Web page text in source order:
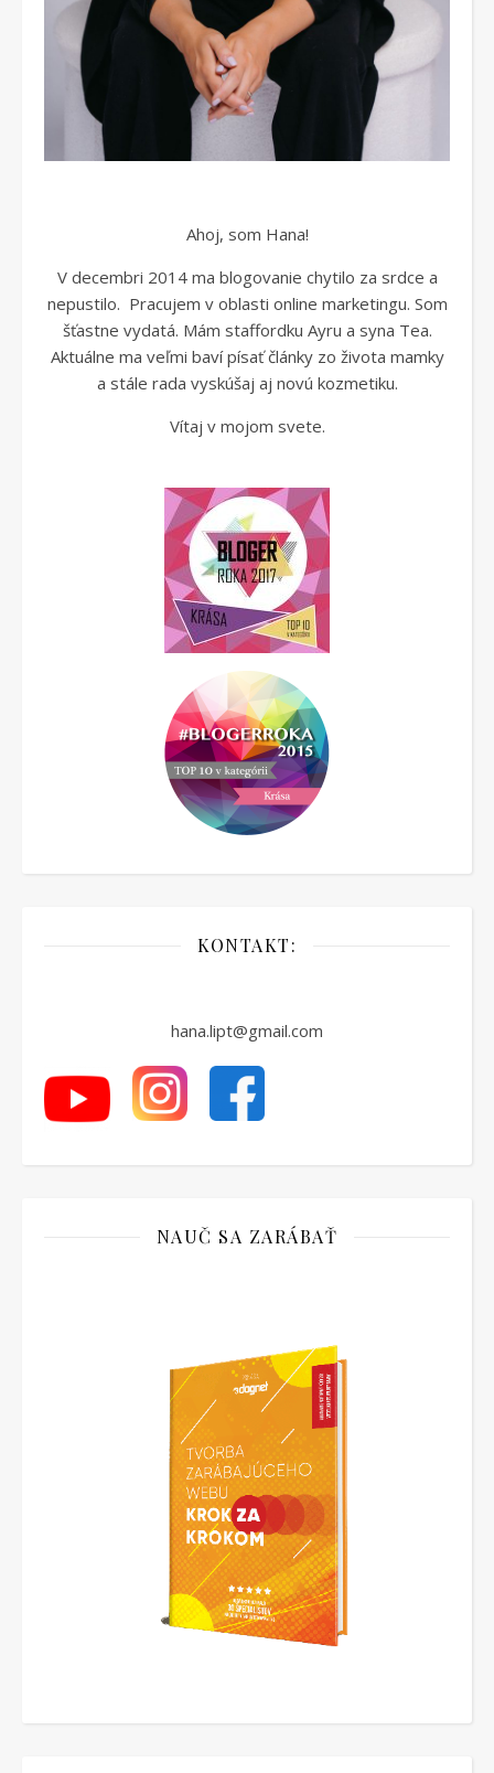
Ahoj, som Hana!
V decembri 2014 ma blogovanie chytilo za srdce a
nepustilo. Pracujem v oblasti online marketingu. Som
šťastne vydatá. Mám staffordku Ayru a syna Tea.
Aktuálne ma veľmi baví písať články zo života mamky
a stále rada vyskúšaj aj novú kozmetiku.
Vítaj v mojom svete.
KONTAKT:
hana.lipt@gmail.com
NAUČ SA ZARÁBAŤ